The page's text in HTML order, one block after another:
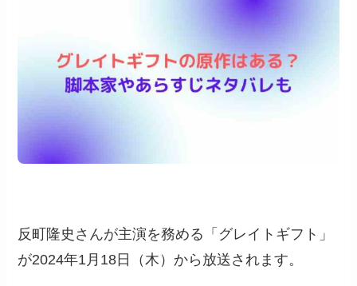
反町隆史さんが主演を務める「グレイトギフト」
が2024年1月18日（木）から放送されます。